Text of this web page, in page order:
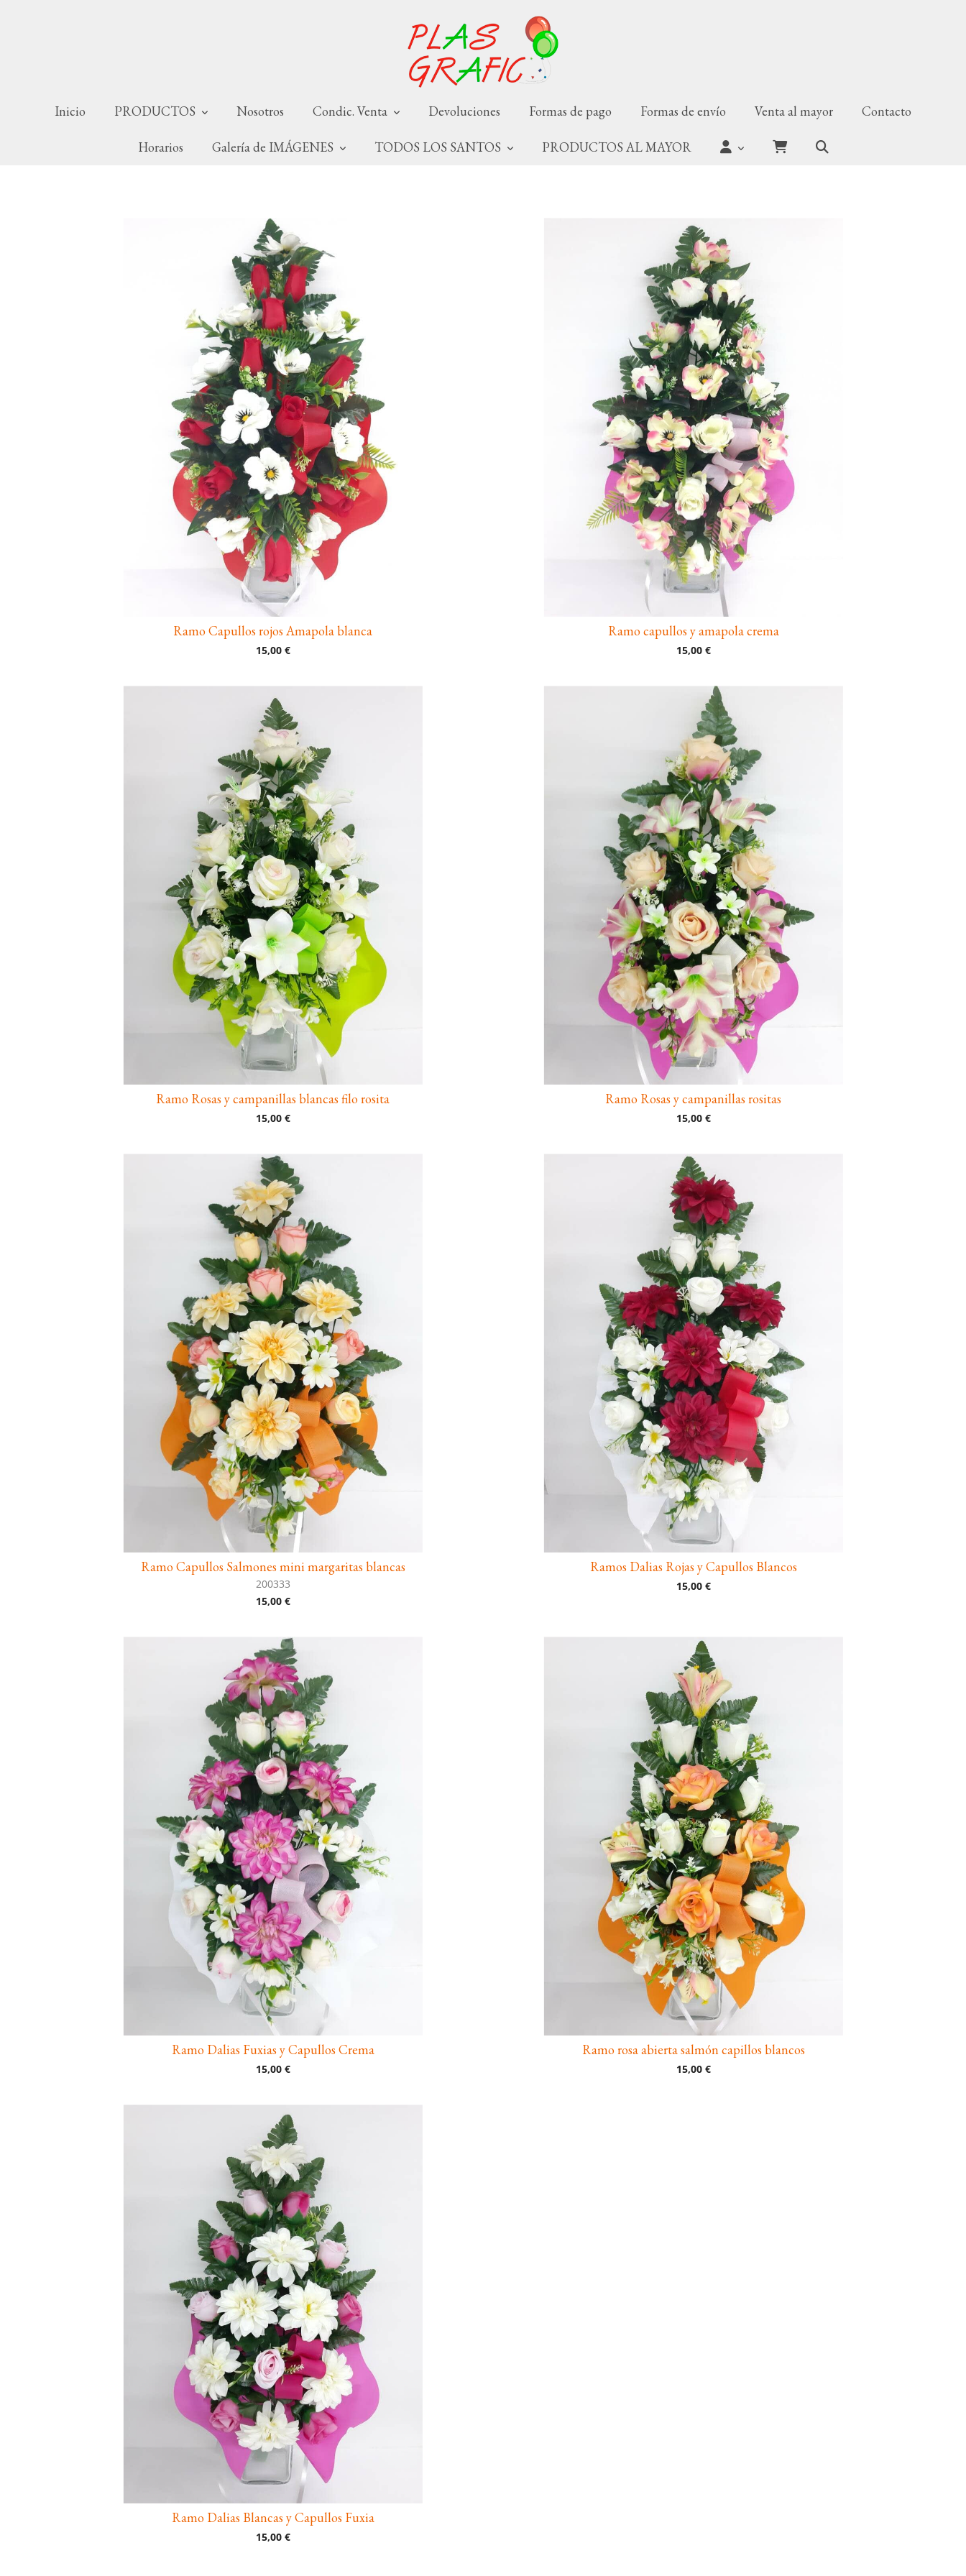
Inicio PRODUCTOS Nosotros Condic. Venta Devoluciones Formas de pago Formas de envío Venta al mayor Contacto
Horarios Galería de IMÁGENES TODOS LOS SANTOS PRODUCTOS AL MAYOR
Ramo Capullos rojos Amapola blanca
15,00 €
Ramo capullos y amapola crema
15,00 €
Ramo Rosas y campanillas blancas filo rosita
15,00 €
Ramo Rosas y campanillas rositas
15,00 €
Ramo Capullos Salmones mini margaritas blancas
200333
15,00 €
Ramos Dalias Rojas y Capullos Blancos
15,00 €
Ramo Dalias Fuxias y Capullos Crema
15,00 €
Ramo rosa abierta salmón capillos blancos
15,00 €
Ramo Dalias Blancas y Capullos Fuxia
15,00 €